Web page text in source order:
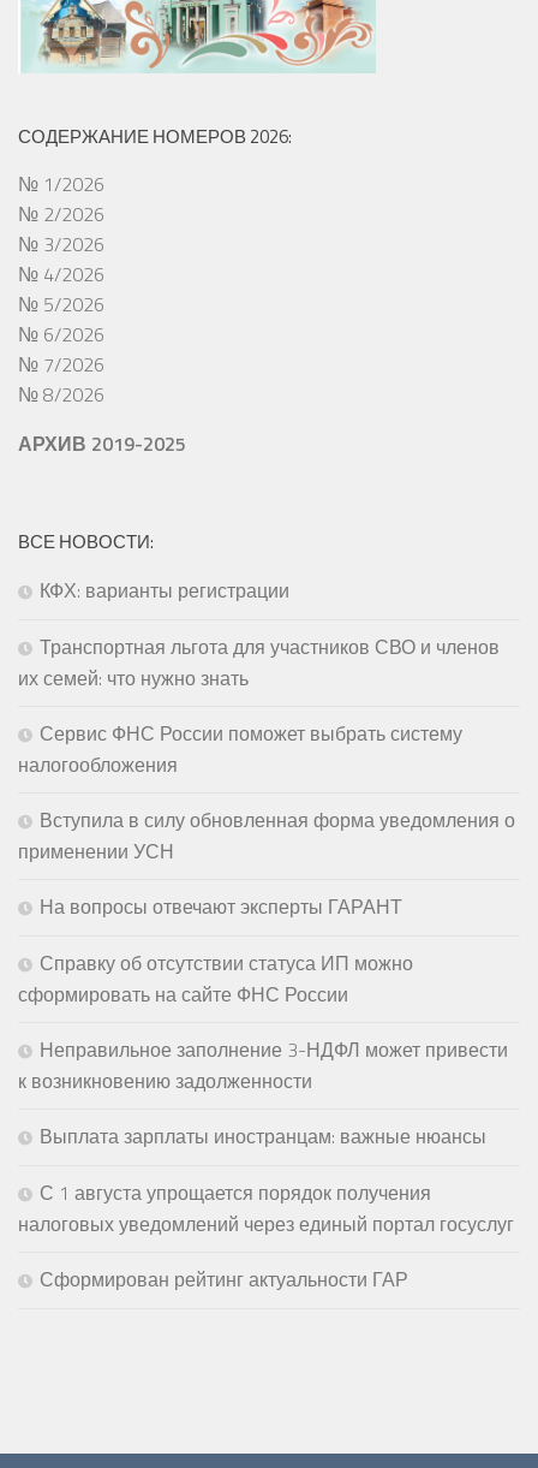
СОДЕРЖАНИЕ НОМЕРОВ 2026:
№ 1/2026
№ 2/2026
№ 3/2026
№ 4/2026
№ 5/2026
№ 6/2026
№ 7/2026
№ 8/2026
АРХИВ 2019-2025
ВСЕ НОВОСТИ:
КФХ: варианты регистрации
Транспортная льгота для участников СВО и членов
их семей: что нужно знать
Сервис ФНС России поможет выбрать систему
налогообложения
Вступила в силу обновленная форма уведомления о
применении УСН
На вопросы отвечают эксперты ГАРАНТ
Справку об отсутствии статуса ИП можно
сформировать на сайте ФНС России
Неправильное заполнение 3-НДФЛ может привести
к возникновению задолженности
Выплата зарплаты иностранцам: важные нюансы
С 1 августа упрощается порядок получения
налоговых уведомлений через единый портал госуслуг
Сформирован рейтинг актуальности ГАР